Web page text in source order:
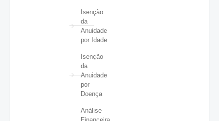
Isenção
da
Anuidade
por Idade
Isenção
da
Anuidade
por
Doença
Análise